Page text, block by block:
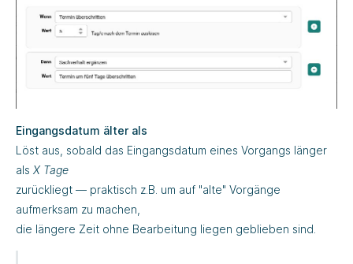
Eingangsdatum älter als
Löst aus, sobald das Eingangsdatum eines Vorgangs länger
als X Tage
zurückliegt — praktisch z.B. um auf "alte" Vorgänge
aufmerksam zu machen,
die längere Zeit ohne Bearbeitung liegen geblieben sind.